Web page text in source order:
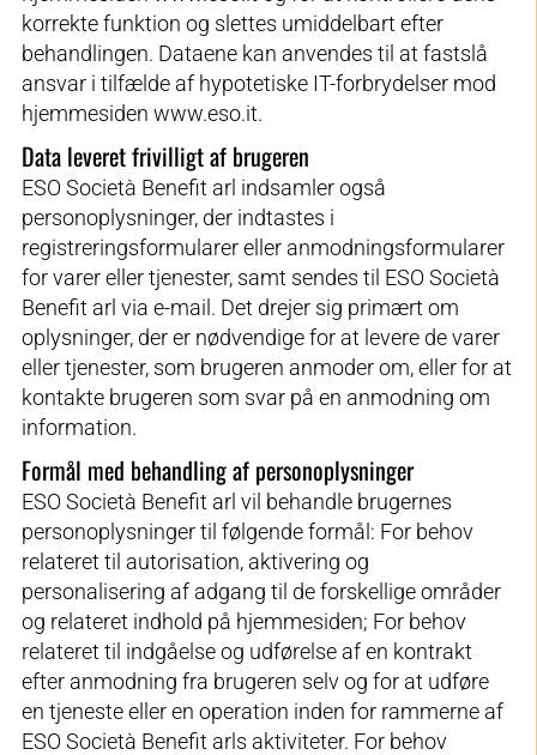
korrekte funktion og slettes umiddelbart efter
behandlingen. Dataene kan anvendes til at fastslå
ansvar i tilfælde af hypotetiske IT-forbrydelser mod
hjemmesiden www.eso.it.
Data leveret frivilligt af brugeren
ESO Società Benefit arl indsamler også
personoplysninger, der indtastes i
registreringsformularer eller anmodningsformularer
for varer eller tjenester, samt sendes til ESO Società
Benefit arl via e-mail. Det drejer sig primært om
oplysninger, der er nødvendige for at levere de varer
eller tjenester, som brugeren anmoder om, eller for at
kontakte brugeren som svar på en anmodning om
information.
Formål med behandling af personoplysninger
ESO Società Benefit arl vil behandle brugernes
personoplysninger til følgende formål: For behov
relateret til autorisation, aktivering og
personalisering af adgang til de forskellige områder
og relateret indhold på hjemmesiden; For behov
relateret til indgåelse og udførelse af en kontrakt
efter anmodning fra brugeren selv og for at udføre
en tjeneste eller en operation inden for rammerne af
ESO Società Benefit arls aktiviteter. For behov